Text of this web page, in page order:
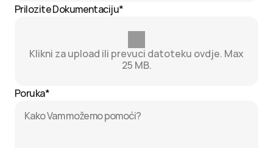
Prilozite Dokumentaciju*
Klikni za upload ili prevuci datoteku ovdje. Max
25 MB.
Poruka*